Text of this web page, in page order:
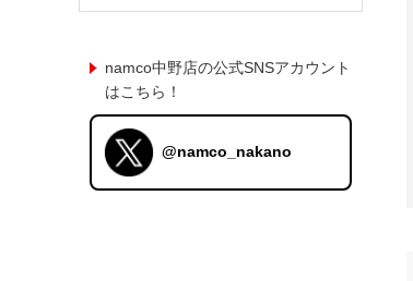
namco中野店の公式SNSアカウント
はこちら！
@namco_nakano